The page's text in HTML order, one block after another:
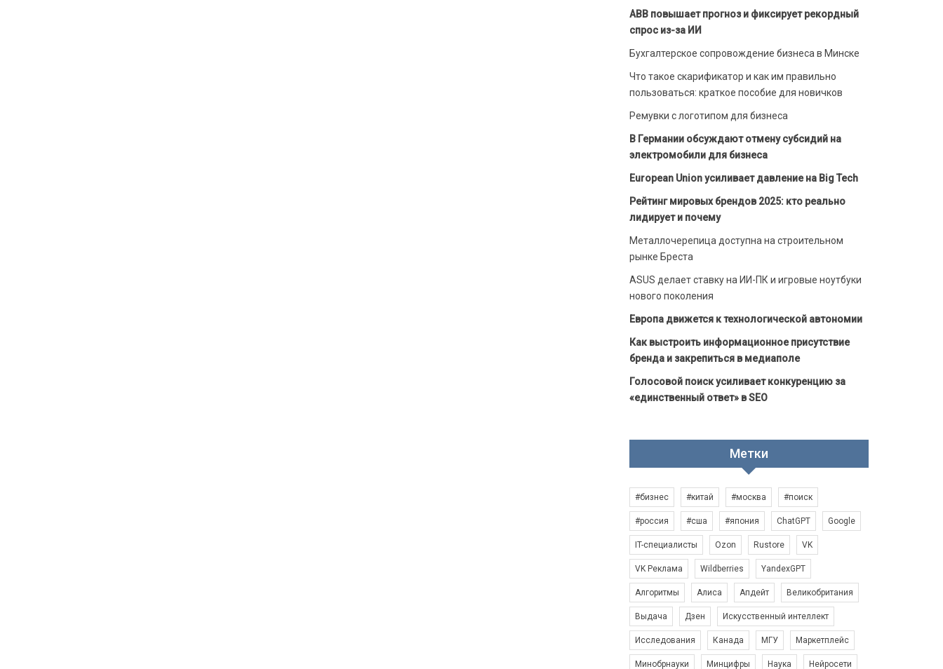
ABB повышает прогноз и фиксирует рекордный
спрос из-за ИИ
Бухгалтерское сопровождение бизнеса в Минске
Что такое скарификатор и как им правильно
пользоваться: краткое пособие для новичков
Ремувки с логотипом для бизнеса
В Германии обсуждают отмену субсидий на
электромобили для бизнеса
European Union усиливает давление на Big Tech
Рейтинг мировых брендов 2025: кто реально
лидирует и почему
Металлочерепица доступна на строительном
рынке Бреста
ASUS делает ставку на ИИ-ПК и игровые ноутбуки
нового поколения
Европа движется к технологической автономии
Как выстроить информационное присутствие
бренда и закрепиться в медиаполе
Голосовой поиск усиливает конкуренцию за
«единственный ответ» в SEO
Метки
#бизнес #китай #москва #поиск
#россия #сша #япония ChatGPT Google
IT-специалисты Ozon Rustore VK
VK Реклама Wildberries YandexGPT
Алгоритмы Алиса Апдейт Великобритания
Выдача Дзен Искусственный интеллект
Исследования Канада МГУ Маркетплейс
Минобрнауки Минцифры Наука Нейросети